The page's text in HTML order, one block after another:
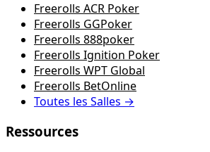
Freerolls ACR Poker
Freerolls GGPoker
Freerolls 888poker
Freerolls Ignition Poker
Freerolls WPT Global
Freerolls BetOnline
Toutes les Salles →
Ressources